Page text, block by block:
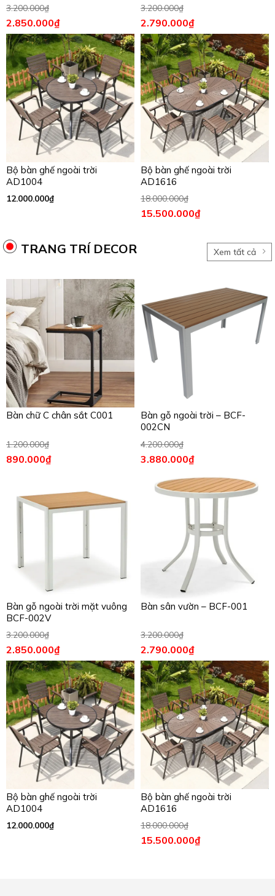
3.200.000₫
2.850.000₫
3.200.000₫
2.790.000₫
Bộ bàn ghế ngoài trời
AD1004
12.000.000₫
Bộ bàn ghế ngoài trời
AD1616
18.000.000₫
15.500.000₫
TRANG TRÍ DECOR Xem tất cả
Bàn chữ C chân sắt C001
1.200.000₫
890.000₫
Bàn gỗ ngoài trời – BCF-
002CN
4.200.000₫
3.880.000₫
Bàn gỗ ngoài trời mặt vuông
BCF-002V
3.200.000₫
2.850.000₫
Bàn sân vườn – BCF-001
3.200.000₫
2.790.000₫
Bộ bàn ghế ngoài trời
AD1004
12.000.000₫
Bộ bàn ghế ngoài trời
AD1616
18.000.000₫
15.500.000₫